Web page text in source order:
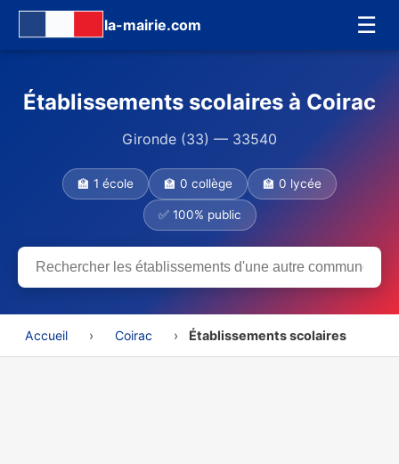
la-mairie.com ☰
Établissements scolaires à Coirac
Gironde (33) — 33540
🏫 1 école 🏫 0 collège 🏫 0 lycée
✅ 100% public
Accueil › Coirac › Établissements scolaires